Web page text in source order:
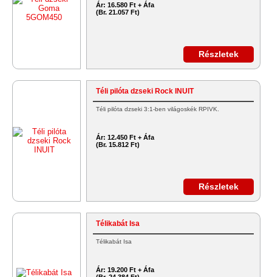
Ár: 16.580 Ft + Áfa
(Br. 21.057 Ft)
Részletek
Téli pilóta dzseki Rock INUIT
Téli pilóta dzseki 3:1-ben világoskék RPIVK.
Ár: 12.450 Ft + Áfa
(Br. 15.812 Ft)
Részletek
Télikabát Isa
Télikabát Isa
Ár: 19.200 Ft + Áfa